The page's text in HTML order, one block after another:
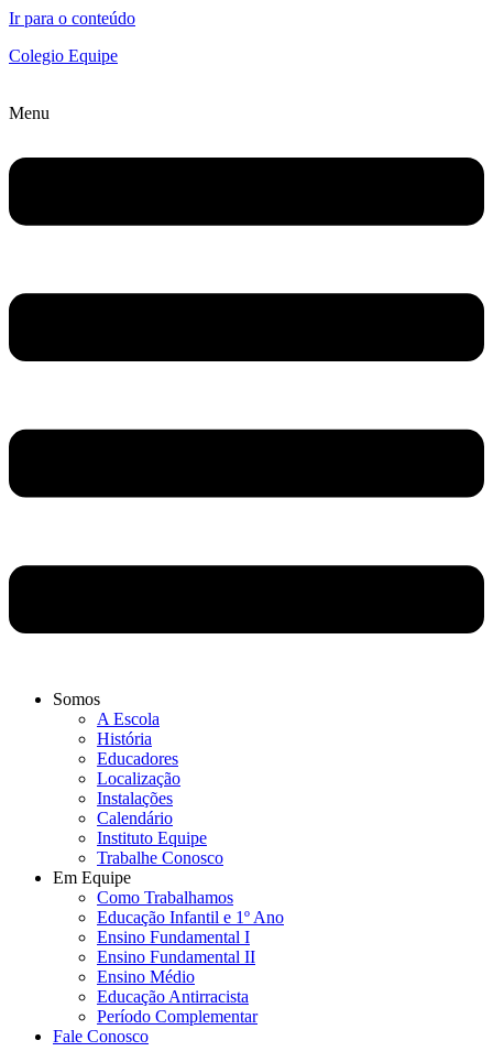
Ir para o conteúdo
Colegio Equipe
Menu
Somos
A Escola
História
Educadores
Localização
Instalações
Calendário
Instituto Equipe
Trabalhe Conosco
Em Equipe
Como Trabalhamos
Educação Infantil e 1º Ano
Ensino Fundamental I
Ensino Fundamental II
Ensino Médio
Educação Antirracista
Período Complementar
Fale Conosco